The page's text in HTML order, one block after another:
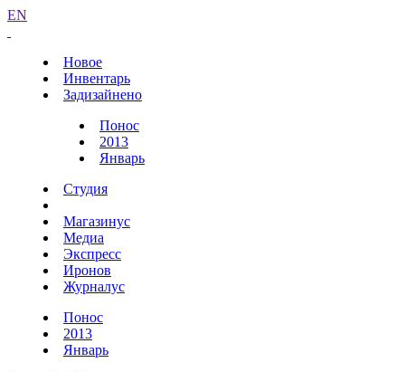
EN
Новое
Инвентарь
Задизайнено
Понос
2013
Январь
Студия
Магазинус
Медиа
Экспресс
Иронов
Журналус
Понос
2013
Январь